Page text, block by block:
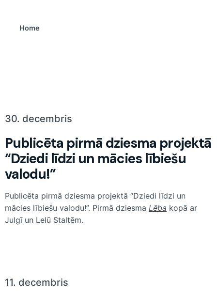
Home
30. decembris
Publicēta pirmā dziesma projektā
“Dziedi līdzi un mācies lībiešu
valodu!”
Publicēta pirmā dziesma projektā “Dziedi līdzi un
mācies lībiešu valodu!”. Pirmā dziesma Lēba kopā ar
Julgī un Lelū Staltēm.
11. decembris